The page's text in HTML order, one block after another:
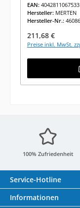
EAN: 4042811067533
Hersteller: MERTEN
Hersteller-Nr.:
Regulärer Preis:
211,68 €
Preise inkl. MwSt.
100% Zufriedenheit
Service-Hotline
Informationen